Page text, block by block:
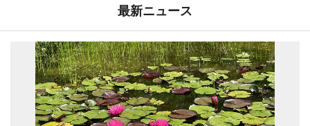
最新ニュース